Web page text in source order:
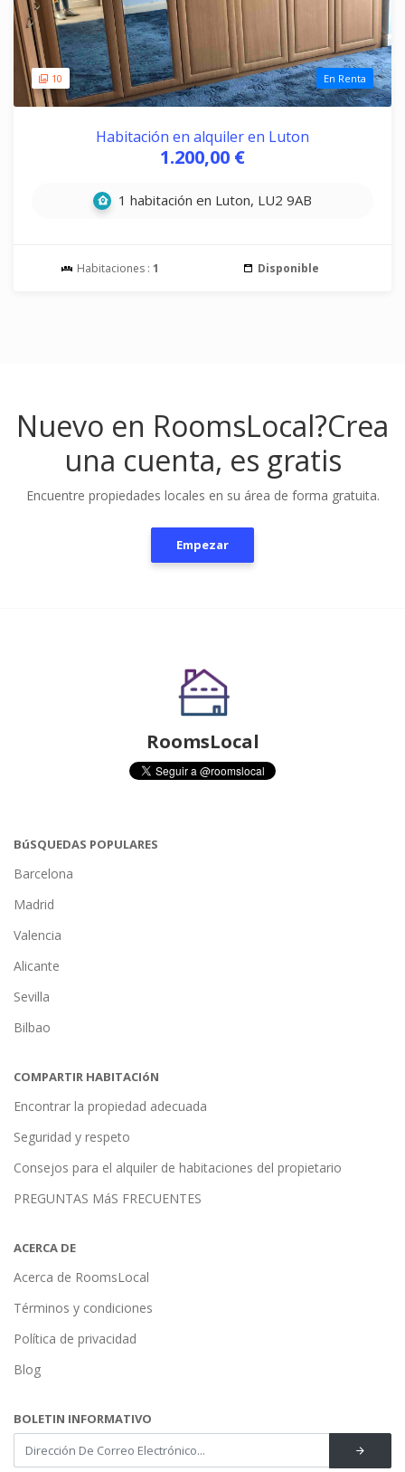
10 En Renta
Habitación en alquiler en Luton
1.200,00 €
1 habitación en Luton, LU2 9AB
Habitaciones : 1 Disponible
Nuevo en RoomsLocal?Crea
una cuenta, es gratis
Encuentre propiedades locales en su área de forma gratuita.
Empezar
RoomsLocal
BúSQUEDAS POPULARES
Barcelona
Madrid
Valencia
Alicante
Sevilla
Bilbao
COMPARTIR HABITACIóN
Encontrar la propiedad adecuada
Seguridad y respeto
Consejos para el alquiler de habitaciones del propietario
PREGUNTAS MáS FRECUENTES
ACERCA DE
Acerca de RoomsLocal
Términos y condiciones
Política de privacidad
Blog
BOLETIN INFORMATIVO